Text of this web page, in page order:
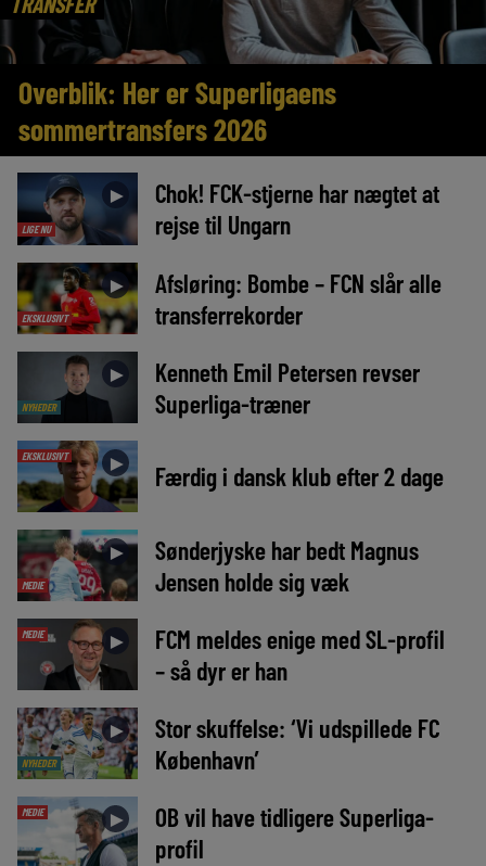
Overblik: Her er Superligaens
sommertransfers 2026
LIGE NU
►
Chok! FCK-stjerne har nægtet at
rejse til Ungarn
EKSKLUSIVT
►
Afsløring: Bombe – FCN slår alle
transferrekorder
NYHEDER
►
Kenneth Emil Petersen revser
Superliga-træner
EKSKLUSIVT ► Færdig i dansk klub efter 2 dage
MEDIE
►
Sønderjyske har bedt Magnus
Jensen holde sig væk
MEDIE ►
FCM meldes enige med SL-profil
– så dyr er han
NYHEDER
►
Stor skuffelse: ‘Vi udspillede FC
København’
MEDIE ►
OB vil have tidligere Superliga-
profil